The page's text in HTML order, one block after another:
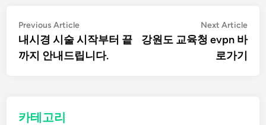
글
탐
Previous ArticlePrevious
article:
내시경 시술 시작부터 끝
까지 안내드립니다.
Next Article
강원도 교육청 evpn 바
로가기
카테고리